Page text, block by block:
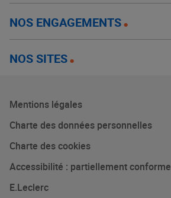
NOS ENGAGEMENTS
NOS SITES
Mentions légales
Charte des données personnelles
Charte des cookies
Accessibilité : partiellement conforme
E.Leclerc